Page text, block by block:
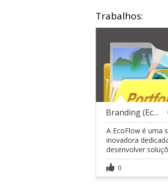
Trabalhos:
Branding (EcoFlow)
A EcoFlow é uma
inovadora
desenvolver
0